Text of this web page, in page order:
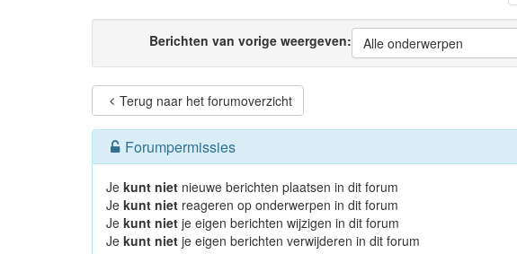
Berichten van vorige weergeven: Alle onderwerpen
Terug naar het forumoverzicht
Forumpermissies
Je kunt niet nieuwe berichten plaatsen in dit forum
Je kunt niet reageren op onderwerpen in dit forum
Je kunt niet je eigen berichten wijzigen in dit forum
Je kunt niet je eigen berichten verwijderen in dit forum